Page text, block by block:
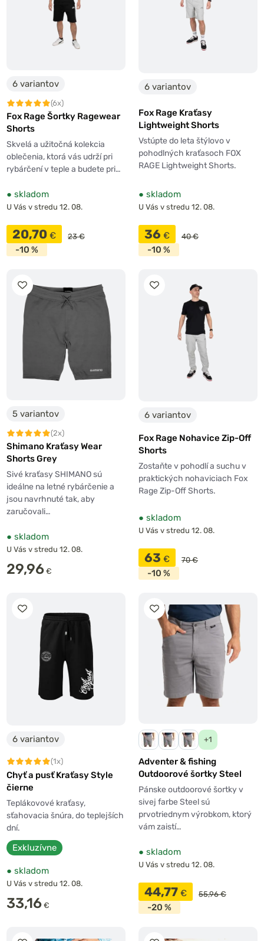
6 variantov
(6x)
Fox Rage Šortky Ragewear
Shorts
Skvelá a užitočná kolekcia
oblečenia, ktorá vás udrží pri
rybárčení v teple a budete pri…
● skladom
U Vás v stredu 12. 08.
20,70 € 23 €
-10 %
6 variantov
Fox Rage Kraťasy
Lightweight Shorts
Vstúpte do leta štýlovo v
pohodlných kraťasoch FOX
RAGE Lightweight Shorts.
● skladom
U Vás v stredu 12. 08.
36 € 40 €
-10 %
5 variantov
(2x)
Shimano Kraťasy Wear
Shorts Grey
Sivé kraťasy SHIMANO sú
ideálne na letné rybárčenie a
jsou navrhnuté tak, aby
zaručovali…
● skladom
U Vás v stredu 12. 08.
29,96 €
6 variantov
Fox Rage Nohavice Zip-Off
Shorts
Zostaňte v pohodlí a suchu v
praktických nohaviciach Fox
Rage Zip-Off Shorts.
● skladom
U Vás v stredu 12. 08.
63 € 70 €
-10 %
6 variantov
(1x)
Chyť a pusť Kraťasy Style
čierne
Teplákovové kraťasy,
sťahovacia šnúra, do teplejších
dní.
Exkluzívne
● skladom
U Vás v stredu 12. 08.
33,16 €
+1
Adventer & fishing
Outdoorové šortky Steel
Pánske outdoorové šortky v
sivej farbe Steel sú
prvotriednym výrobkom, ktorý
vám zaistí…
● skladom
U Vás v stredu 12. 08.
44,77 € 55,96 €
-20 %